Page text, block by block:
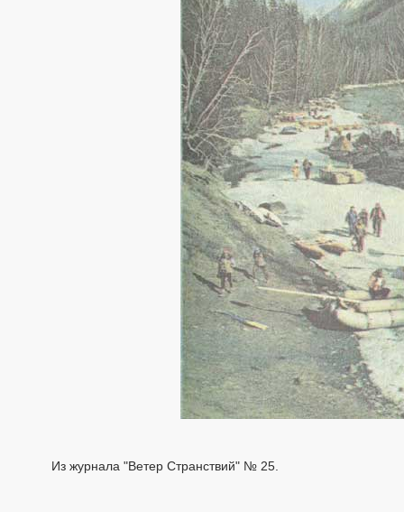
Из журнала "Ветер Странствий" № 25.